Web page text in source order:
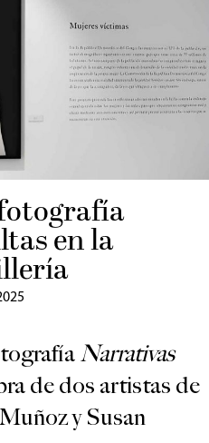
en la
Narrativas
de dos artistas de
y Susan